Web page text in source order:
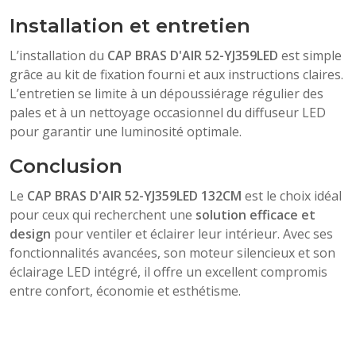
Installation et entretien
L’installation du CAP BRAS D'AIR 52-YJ359LED est simple
grâce au kit de fixation fourni et aux instructions claires.
L’entretien se limite à un dépoussiérage régulier des
pales et à un nettoyage occasionnel du diffuseur LED
pour garantir une luminosité optimale.
Conclusion
Le CAP BRAS D'AIR 52-YJ359LED 132CM est le choix idéal
pour ceux qui recherchent une solution efficace et
design pour ventiler et éclairer leur intérieur. Avec ses
fonctionnalités avancées, son moteur silencieux et son
éclairage LED intégré, il offre un excellent compromis
entre confort, économie et esthétisme.